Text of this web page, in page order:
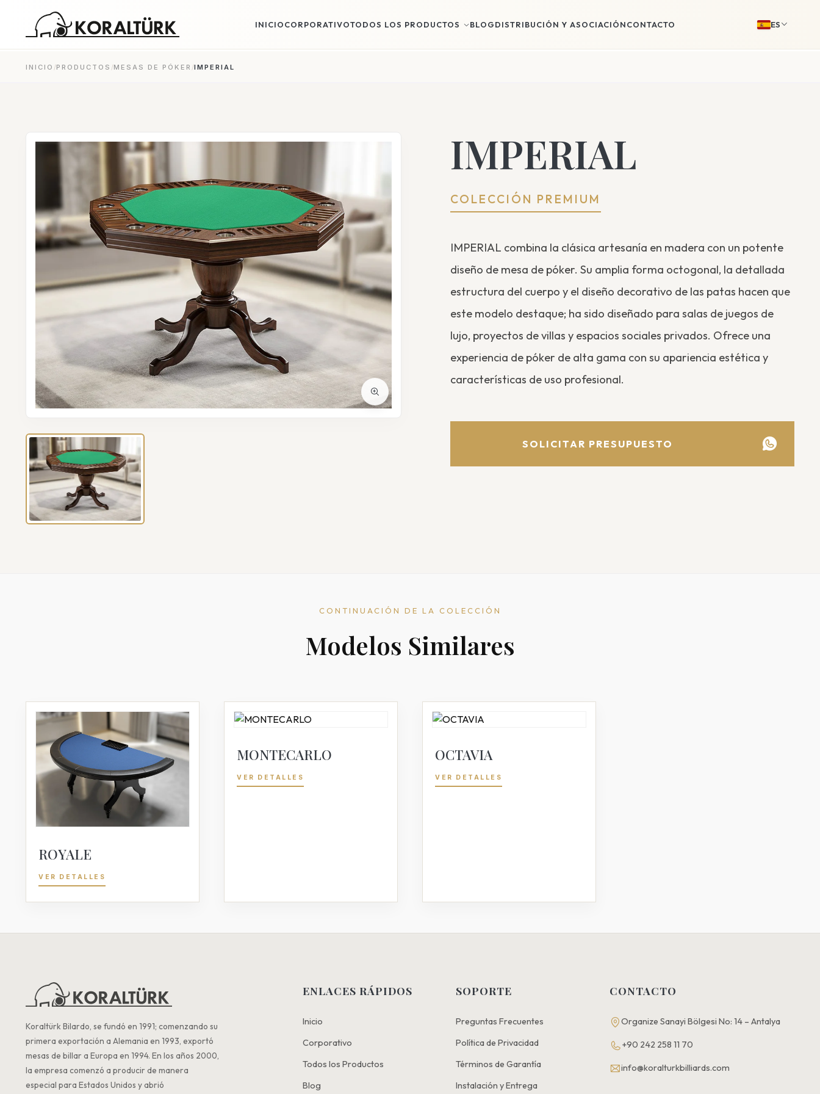
INICIOCORPORATIVOTODOS LOS PRODUCTOS BLOGDISTRIBUCIÓN Y ASOCIACIÓNCONTACTO ES
INICIO /PRODUCTOS /MESAS DE PÓKER /IMPERIAL
IMPERIAL
COLECCIÓN PREMIUM
IMPERIAL combina la clásica artesanía en madera con un potente
diseño de mesa de póker. Su amplia forma octogonal, la detallada
estructura del cuerpo y el diseño decorativo de las patas hacen que
este modelo destaque; ha sido diseñado para salas de juegos de
lujo, proyectos de villas y espacios sociales privados. Ofrece una
experiencia de póker de alta gama con su apariencia estética y
características de uso profesional.
SOLICITAR PRESUPUESTO
CONTINUACIÓN DE LA COLECCIÓN
Modelos Similares
ROYALE
VER DETALLES
MONTECARLO
VER DETALLES
OCTAVIA
VER DETALLES
Koraltürk Bilardo, se fundó en 1991; comenzando su
primera exportación a Alemania en 1993, exportó
mesas de billar a Europa en 1994. En los años 2000,
la empresa comenzó a producir de manera
especial para Estados Unidos y abrió
ENLACES RÁPIDOS
Inicio
Corporativo
Todos los Productos
Blog
SOPORTE
Preguntas Frecuentes
Política de Privacidad
Términos de Garantía
Instalación y Entrega
CONTACTO
Organize Sanayi Bölgesi No: 14 – Antalya
+90 242 258 11 70
info@koralturkbilliards.com